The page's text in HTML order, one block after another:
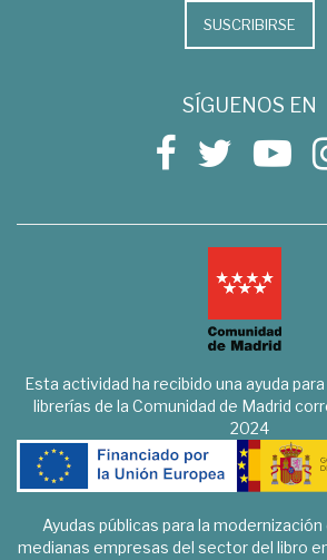
SUSCRIBIRSE
SÍGUENOS EN
Esta actividad ha recibido una ayuda
librerías de la Comunidad de Madrid
2024
Ayudas públicas para la
medianas empresas del sector del libro